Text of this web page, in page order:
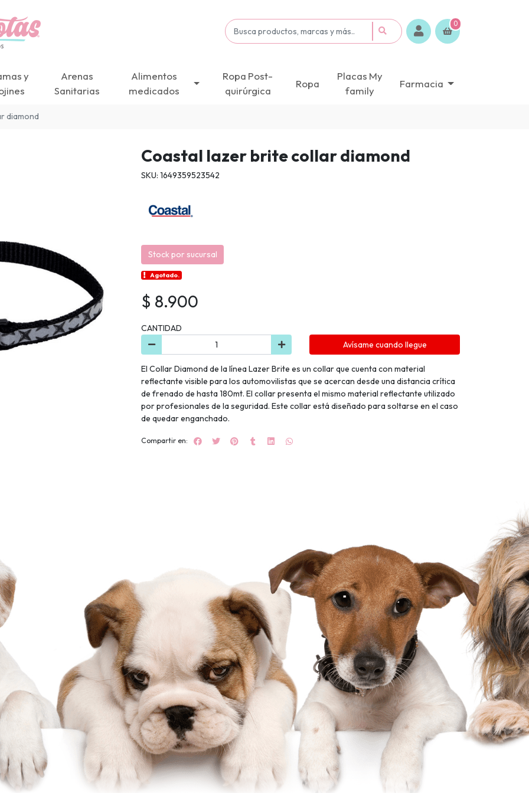
0
y
Arenas
Sanitarias
Alimentos
medicados
Ropa Post-
quirúrgica
Ropa
Placas My
family
Farmacia
diamond
Coastal lazer brite collar diamond
SKU: 1649359523542
Stock por sucursal
Agotado.
$ 8.900
CANTIDAD
Avísame cuando llegue
El Collar Diamond de la línea Lazer Brite es un collar que cuenta con material
reflectante visible para los automovilistas que se acercan desde una distancia crítica
de frenado de hasta 180mt. El collar presenta el mismo material reflectante utilizado
por profesionales de la seguridad. Este collar está diseñado para soltarse en el caso
de quedar enganchado.
Compartir en: